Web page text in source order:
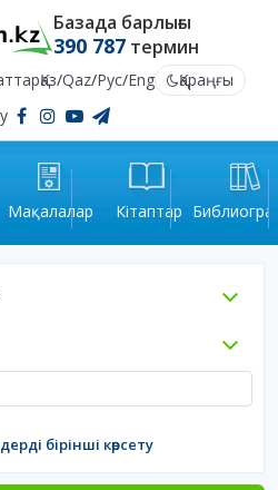
Базада барлығы
390 787термин
Қаз/Qaz/Рус/Eng
Қараңғы
Мақалалар Кітаптар
бірінші көрсету